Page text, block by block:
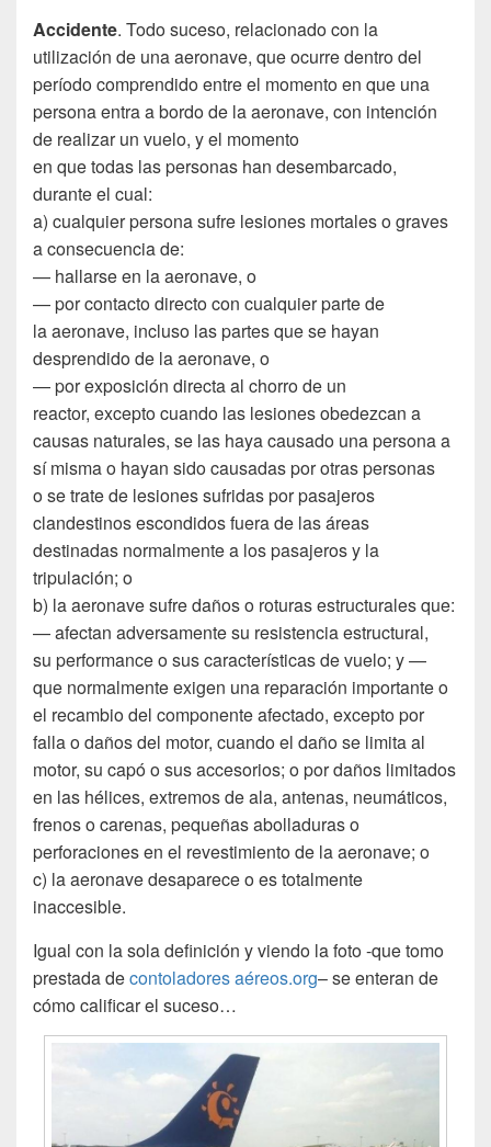
Accidente. Todo suceso, relacionado con la
utilización de una aeronave, que ocurre dentro del
período comprendido entre el momento en que una
persona entra a bordo de la aeronave, con intención
de realizar un vuelo, y el momento
en que todas las personas han desembarcado,
durante el cual:
a) cualquier persona sufre lesiones mortales o graves
a consecuencia de:
— hallarse en la aeronave, o
— por contacto directo con cualquier parte de
la aeronave, incluso las partes que se hayan
desprendido de la aeronave, o
— por exposición directa al chorro de un
reactor, excepto cuando las lesiones obedezcan a
causas naturales, se las haya causado una persona a
sí misma o hayan sido causadas por otras personas
o se trate de lesiones sufridas por pasajeros
clandestinos escondidos fuera de las áreas
destinadas normalmente a los pasajeros y la
tripulación; o
b) la aeronave sufre daños o roturas estructurales que:
— afectan adversamente su resistencia estructural,
su performance o sus características de vuelo; y —
que normalmente exigen una reparación importante o
el recambio del componente afectado, excepto por
falla o daños del motor, cuando el daño se limita al
motor, su capó o sus accesorios; o por daños limitados
en las hélices, extremos de ala, antenas, neumáticos,
frenos o carenas, pequeñas abolladuras o
perforaciones en el revestimiento de la aeronave; o
c) la aeronave desaparece o es totalmente
inaccesible.
Igual con la sola definición y viendo la foto -que tomo
prestada decontoladores aéreos.org– se enteran de
cómo calificar el suceso…